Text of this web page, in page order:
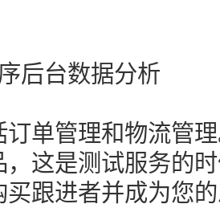
后台数据分析
订单管理和物流管
，这是测试服务的
买跟进者并成为您